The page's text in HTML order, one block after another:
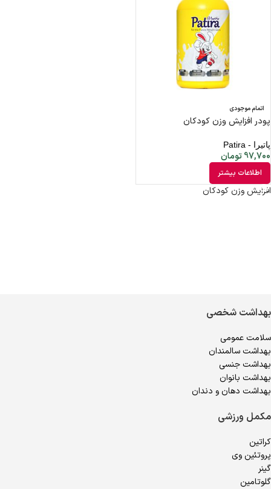
اتمام موجودی
پودر افزایش وزن کودکان
پاتیرا - Patira
97,700تومان
اطلاعات بیشتر
افزایش وزن کودکان
بهداشت شخصی
سلامت عمومی
بهداشت سالمندان
بهداشت جنسی
بهداشت بانوان
بهداشت دهان و دندان
مکمل ورزشی
کراتین
پروتئین وی
گینر
گلوتامین